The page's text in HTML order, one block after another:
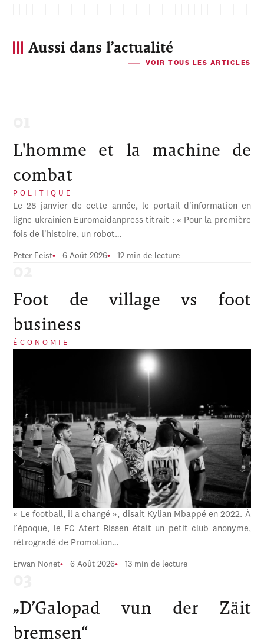
Aussi dans l’actualité
VOIR TOUS LES ARTICLES
L'homme et la machine de
combat
POLITIQUE
Le 28 janvier de cette année, le portail d'information en
ligne ukrainien Euromaidanpress titrait : « Pour la première
fois de l'histoire, un robot…
Peter Feist 6 Août 2026 12 min de lecture
Foot de village vs foot
business
ÉCONOMIE
« Le football, il a changé », disait Kylian Mbappé en 2022. À
l’époque, le FC Atert Bissen était un petit club anonyme,
rétrogradé de Promotion…
Erwan Nonet 6 Août 2026 13 min de lecture
„D’Galopad vun der Zäit
bremsen“